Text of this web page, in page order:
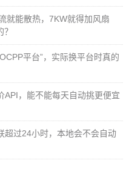
就能散热，7KW就得加风扇
平台”，实际换平台时真的
API，能不能每天自动挑更便宜
超过24小时，本地会不会自动